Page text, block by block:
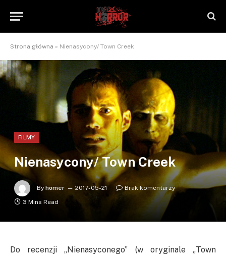
Strona główna » Nienasycony/ Town Creek
FILMY
Nienasycony/ Town Creek
By homer 2017-05-21
Brak komentarzy
3 Mins Read
Do recenzji „Nienasyconego” (w oryginale „Town